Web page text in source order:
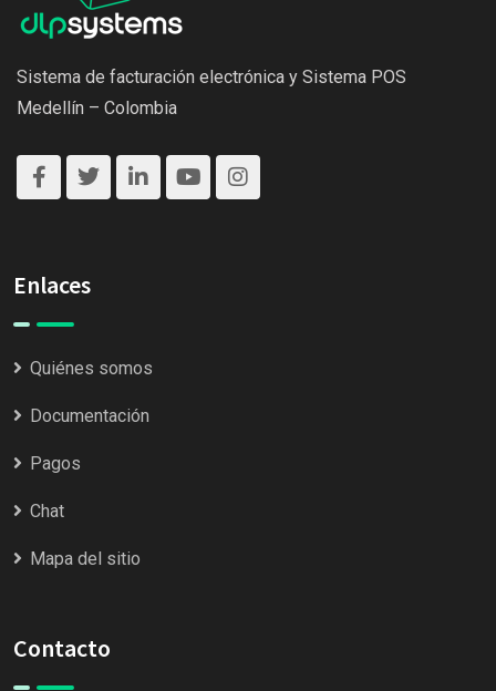
Sistema de facturación electrónica y Sistema POS
Medellín – Colombia
Enlaces
Quiénes somos
Documentación
Pagos
Chat
Mapa del sitio
Contacto